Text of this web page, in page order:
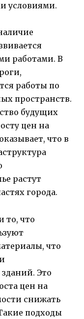
условиями.
работами. В
работы по
пространств.
будущих
цен на
что в
растут
города.
то, что
что
Это
цен на
снижать
подходы